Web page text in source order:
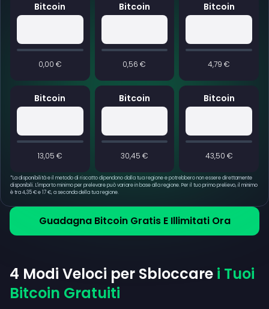
Guadagna Bitcoin Gratis E Illimitati Ora
Bitcoin
0,00 €
Bitcoin
0,56 €
Bitcoin
4,79 €
Bitcoin
13,05 €
Bitcoin
30,45 €
Bitcoin
43,50 €
*La disponibilità e il metodo di riscatto dipendono dalla tua regione e potrebbero non essere direttamente
disponibili. L'importo minimo per prelevare può variare in base alla regione. Per il tuo primo prelievo, il minimo
è tra 4,35 € e 17 €, a seconda della tua regione.
4 Modi Veloci per Sbloccare i Tuoi
Bitcoin Gratuiti